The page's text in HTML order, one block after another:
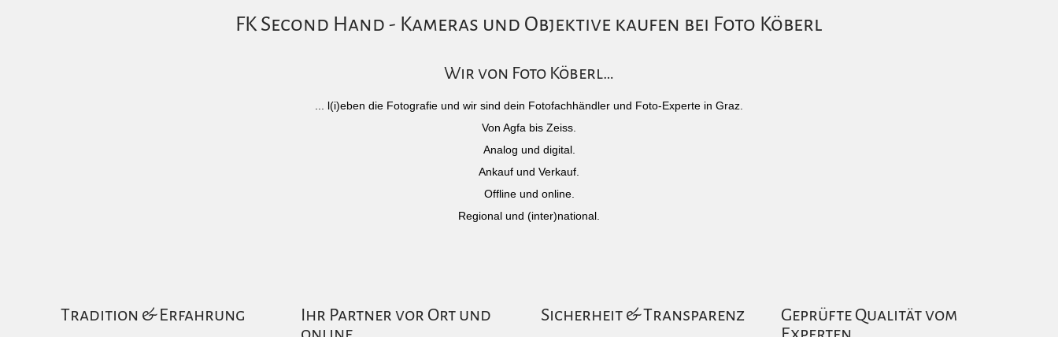
FK Second Hand - Kameras und Objektive kaufen bei Foto Köberl
Wir von Foto Köberl…
... l(i)eben die Fotografie und wir sind dein Fotofachhändler und Foto-Experte in Graz.
Von Agfa bis Zeiss.
Analog und digital.
Ankauf und Verkauf.
Offline und online.
Regional und (inter)national.
Tradition & Erfahrung
Ihr Partner vor Ort und
Sicherheit & Transparenz
Geprüfte Qualität vom